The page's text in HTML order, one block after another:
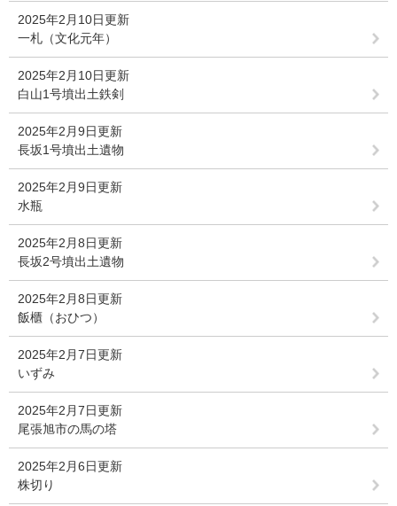
2025年2月10日更新
一札（文化元年）
2025年2月10日更新
白山1号墳出土鉄剣
2025年2月9日更新
長坂1号墳出土遺物
2025年2月9日更新
水瓶
2025年2月8日更新
長坂2号墳出土遺物
2025年2月8日更新
飯櫃（おひつ）
2025年2月7日更新
いずみ
2025年2月7日更新
尾張旭市の馬の塔
2025年2月6日更新
株切り